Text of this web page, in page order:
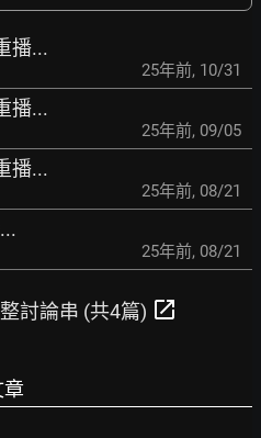
播...
25年前, 10/31
播...
25年前, 09/05
播...
25年前, 08/21
25年前, 08/21
討論串 (共4篇) open_in_new
章